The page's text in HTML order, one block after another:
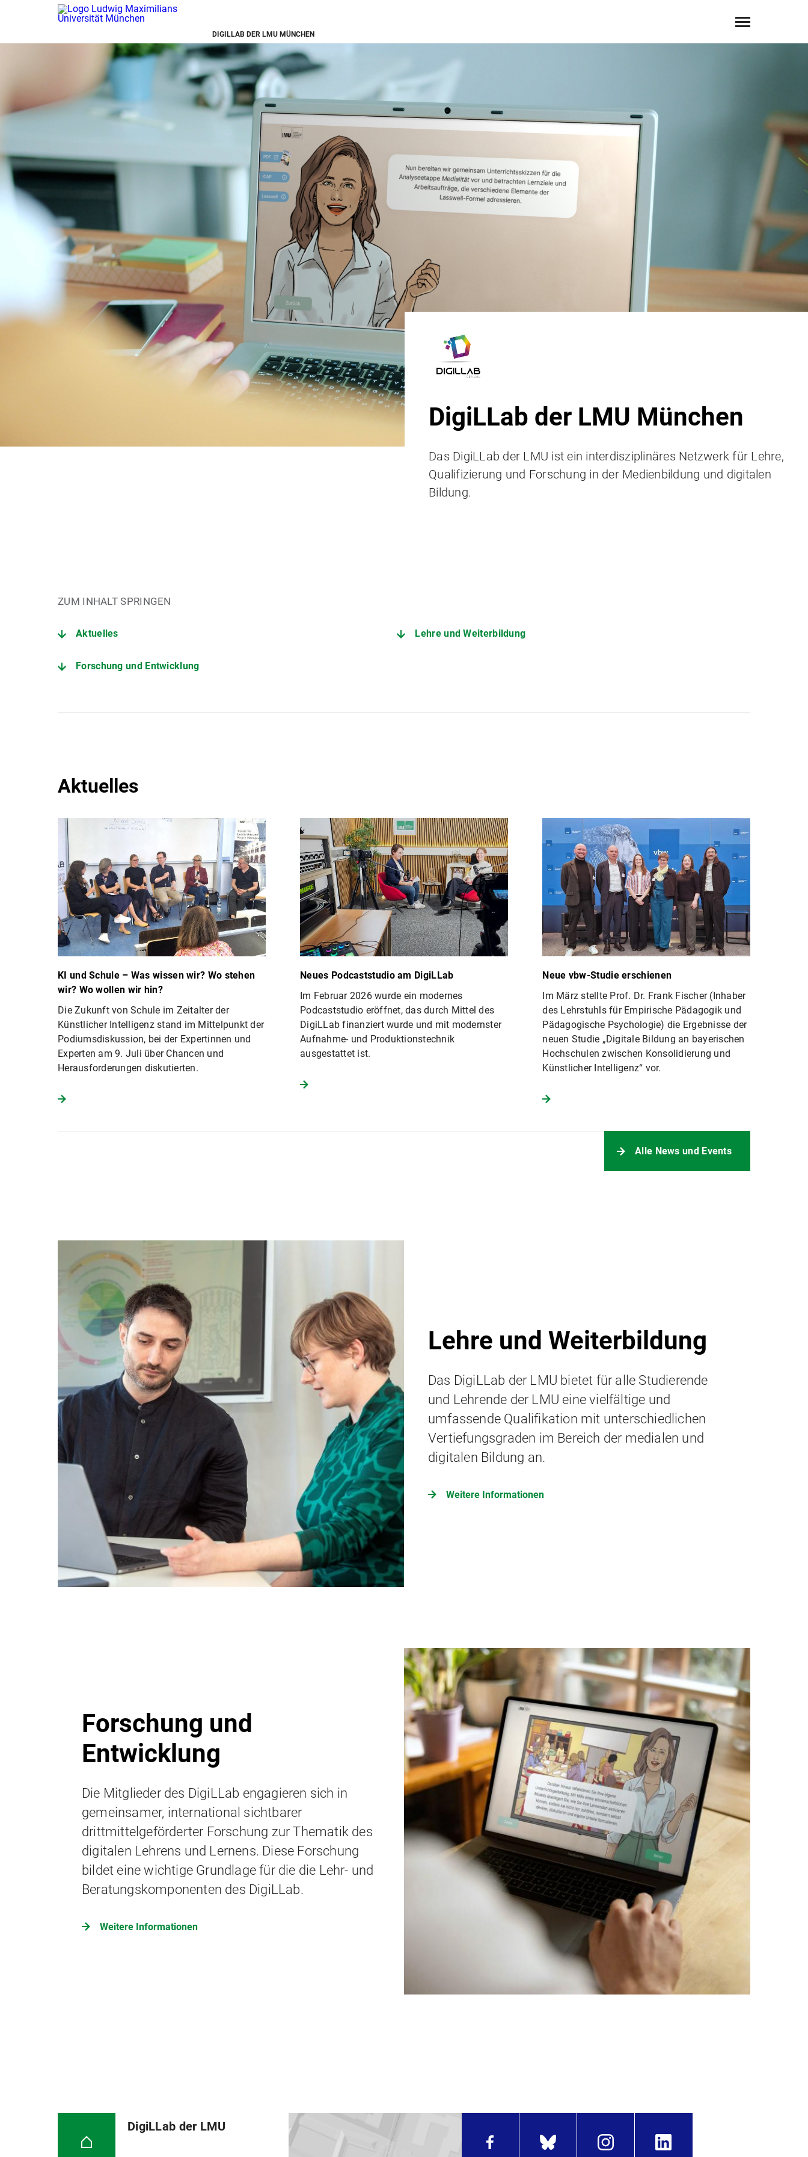
DIGILLAB DER LMU MÜNCHEN
DigiLLab der LMU München
Das DigiLLab der LMU ist ein interdisziplinäres Netzwerk für Lehre,
Qualifizierung und Forschung in der Medienbildung und digitalen
Bildung.
ZUM INHALT SPRINGEN
Aktuelles Lehre und Weiterbildung
Forschung und Entwicklung
Aktuelles
KI und Schule – Was wissen wir? Wo stehen
wir? Wo wollen wir hin?
Die Zukunft von Schule im Zeitalter der
Künstlicher Intelligenz stand im Mittelpunkt der
Podiumsdiskussion, bei der Expertinnen und
Experten am 9. Juli über Chancen und
Herausforderungen diskutierten.
Neues Podcaststudio am DigiLLab
Im Februar 2026 wurde ein modernes
Podcaststudio eröffnet, das durch Mittel des
DigiLLab finanziert wurde und mit modernster
Aufnahme- und Produktionstechnik
ausgestattet ist.
Neue vbw-Studie erschienen
Im März stellte Prof. Dr. Frank Fischer (Inhaber
des Lehrstuhls für Empirische Pädagogik und
Pädagogische Psychologie) die Ergebnisse der
neuen Studie „Digitale Bildung an bayerischen
Hochschulen zwischen Konsolidierung und
Künstlicher Intelligenz“ vor.
Alle News und Events
Lehre und Weiterbildung
Das DigiLLab der LMU bietet für alle Studierende
und Lehrende der LMU eine vielfältige und
umfassende Qualifikation mit unterschiedlichen
Vertiefungsgraden im Bereich der medialen und
digitalen Bildung an.
Weitere Informationen
Forschung und
Entwicklung
Die Mitglieder des DigiLLab engagieren sich in
gemeinsamer, international sichtbarer
drittmittelgeförderter Forschung zur Thematik des
digitalen Lehrens und Lernens. Diese Forschung
bildet eine wichtige Grundlage für die die Lehr- und
Beratungskomponenten des DigiLLab.
Weitere Informationen
DigiLLab der LMU